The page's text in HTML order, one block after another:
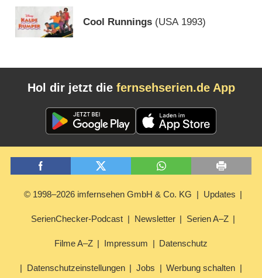
Cool Runnings (USA1993)
Hol dir jetzt die fernsehserien.de App
© 1998–2026 imfernsehen GmbH & Co. KG Updates
SerienChecker-Podcast Newsletter Serien A–Z
Filme A–Z Impressum Datenschutz
Datenschutzeinstellungen Jobs Werbung schalten